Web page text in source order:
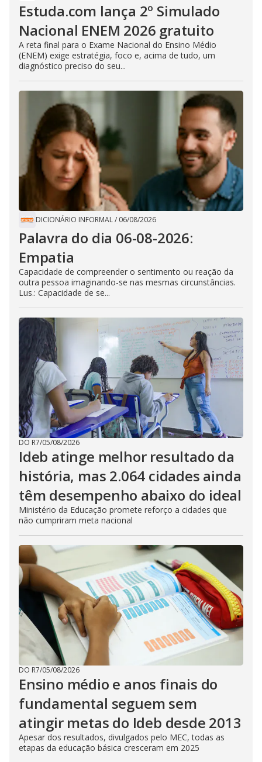
Estuda.com lança 2º Simulado
Nacional ENEM 2026 gratuito
A reta final para o Exame Nacional do Ensino Médio
(ENEM) exige estratégia, foco e, acima de tudo, um
diagnóstico preciso do seu...
DICIONÁRIO INFORMAL/ 06/08/2026
Palavra do dia 06-08-2026:
Empatia
Capacidade de compreender o sentimento ou reação da
outra pessoa imaginando-se nas mesmas circunstâncias.
Lus.: Capacidade de se...
DO R7/05/08/2026
Ideb atinge melhor resultado da
história, mas 2.064 cidades ainda
têm desempenho abaixo do ideal
Ministério da Educação promete reforço a cidades que
não cumpriram meta nacional
DO R7/05/08/2026
Ensino médio e anos finais do
fundamental seguem sem
atingir metas do Ideb desde 2013
Apesar dos resultados, divulgados pelo MEC, todas as
etapas da educação básica cresceram em 2025